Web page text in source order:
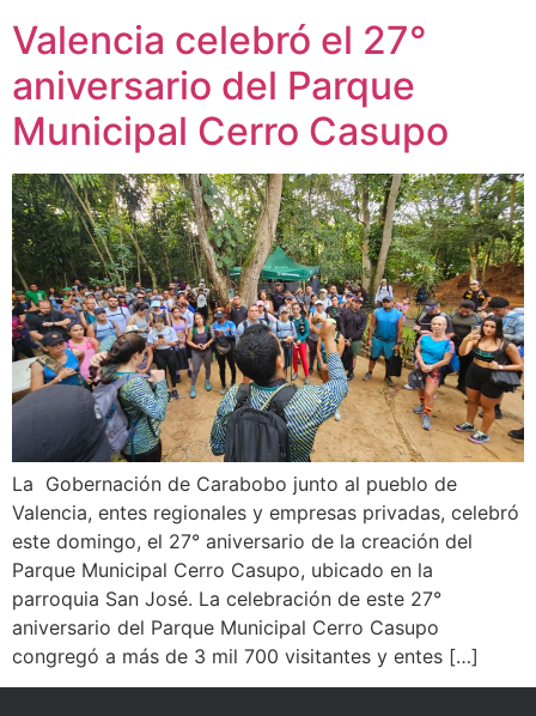
Valencia celebró el 27°
aniversario del Parque
Municipal Cerro Casupo
La Gobernación de Carabobo junto al pueblo de
Valencia, entes regionales y empresas privadas, celebró
este domingo, el 27° aniversario de la creación del
Parque Municipal Cerro Casupo, ubicado en la
parroquia San José. La celebración de este 27°
aniversario del Parque Municipal Cerro Casupo
congregó a más de 3 mil 700 visitantes y entes […]